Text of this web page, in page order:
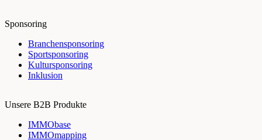
Sponsoring
Branchensponsoring
Sportsponsoring
Kultursponsoring
Inklusion
Unsere B2B Produkte
IMMObase
IMMOmapping